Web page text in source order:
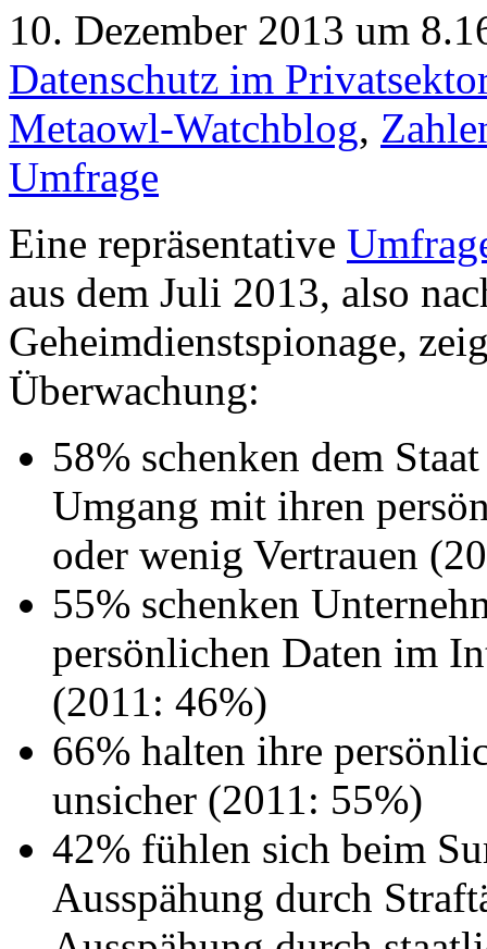
10. Dezember 2013 um
Datenschutz im
Metaowl-Watchblog,
Umfrage
Eine repräsentative
aus dem Juli 2013, also
Geheimdienstspionage,
Überwachung:
58% schenken dem
Umgang mit ihren
oder wenig Vertrauen
55% schenken
persönlichen Daten im
(2011: 46%)
66% halten ihre
unsicher (2011: 55%)
42% fühlen sich beim
Ausspähung durch